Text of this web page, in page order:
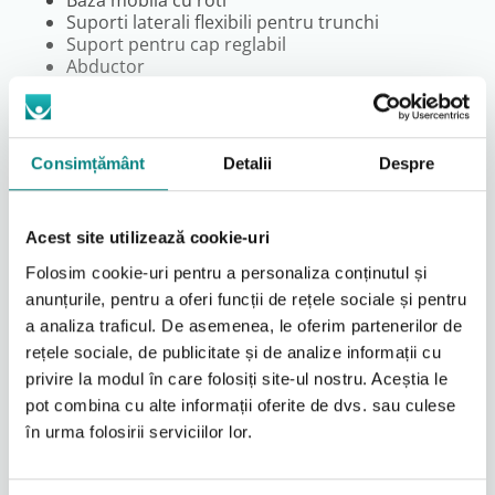
Consimțământ Detalii Despre
Acest site utilizează cookie-uri
Folosim cookie-uri pentru a personaliza conținutul și
anunțurile, pentru a oferi funcții de rețele sociale și pentru
a analiza traficul. De asemenea, le oferim partenerilor de
rețele sociale, de publicitate și de analize informații cu
privire la modul în care folosiți site-ul nostru. Aceștia le
pot combina cu alte informații oferite de dvs. sau culese
în urma folosirii serviciilor lor.
Suporti laterali flexibili pentru trunchi
Suport pentru cap reglabil
Abductor
Suport postural pentru activitatile de
igiena
care au nevoie de stabilizare suplimentara in timpul
utilizarii la dus sau toaleta.
Suportii laterali flexibili ajuta la mentinerea unei
pozitii corecte a trunchiului, iar suportul pentru cap
contribuie la confort si sustinere suplimentara.
Mobilitate si transfer facil
Baza mobila cu roti permite deplasarea usoara si
utilizarea produsului in diferite zone ale baii. Sistemul
Citeşte mai mult
Documente Produs